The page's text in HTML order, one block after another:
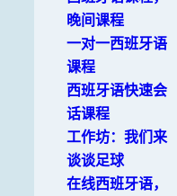
晚间课程
一对一西班牙语
课程
西班牙语快速会
话课程
工作坊：我们来
谈谈足球
在线西班牙语，